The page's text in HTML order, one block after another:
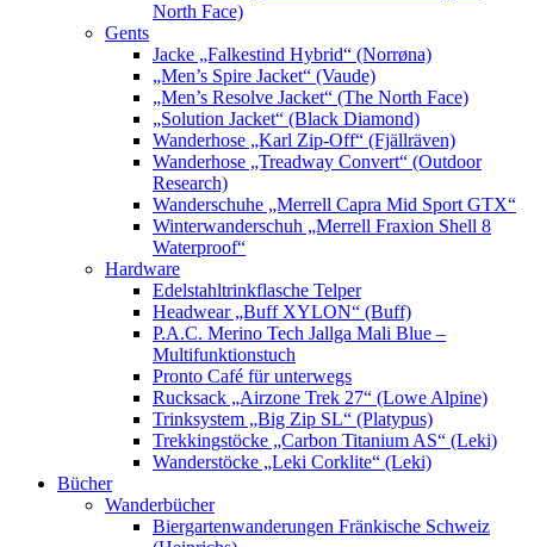
North Face)
Gents
Jacke „Falkestind Hybrid“ (Norrøna)
„Men’s Spire Jacket“ (Vaude)
„Men’s Resolve Jacket“ (The North Face)
„Solution Jacket“ (Black Diamond)
Wanderhose „Karl Zip-Off“ (Fjällräven)
Wanderhose „Treadway Convert“ (Outdoor
Research)
Wanderschuhe „Merrell Capra Mid Sport GTX“
Winterwanderschuh „Merrell Fraxion Shell 8
Waterproof“
Hardware
Edelstahltrinkflasche Telper
Headwear „Buff XYLON“ (Buff)
P.A.C. Merino Tech Jallga Mali Blue –
Multifunktionstuch
Pronto Café für unterwegs
Rucksack „Airzone Trek 27“ (Lowe Alpine)
Trinksystem „Big Zip SL“ (Platypus)
Trekkingstöcke „Carbon Titanium AS“ (Leki)
Wanderstöcke „Leki Corklite“ (Leki)
Bücher
Wanderbücher
Biergartenwanderungen Fränkische Schweiz